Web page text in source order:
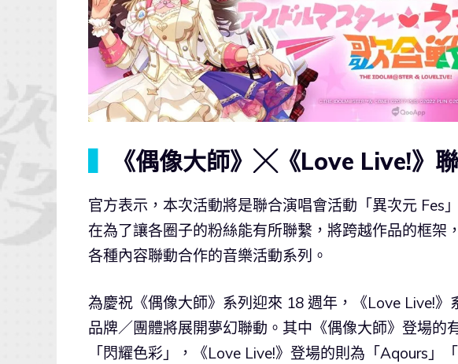
《偶像大師》╳《Love Live!》
官方表示，本次活動將是聯合演唱會活動「異次元 Fes
在為了讓各圈子的粉絲能有所聯繫，將跨越作品的框
各種內容聯動合作的音樂活動系列。
為慶祝《偶像大師》系列迎來 18 週年，《Love Live!
品牌／團體將展開夢幻聯動。其中《偶像大師》登場的
「閃耀色彩」，《Love Live!》登場的則為「Aqours」